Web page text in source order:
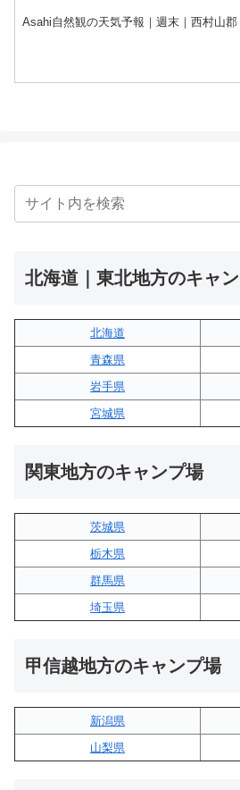
Asahi自然観の天気予報｜週末｜西村山郡
北海道｜東北地方のキャ
北海道
青森県
岩手県
宮城県
関東地方のキャンプ場
茨城県
栃木県
群馬県
埼玉県
甲信越地方のキャンプ場
新潟県
山梨県